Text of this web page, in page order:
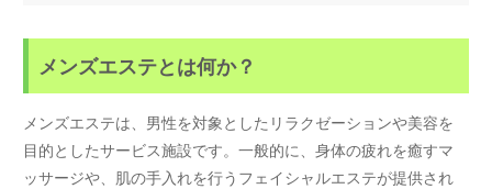
メンズエステとは何か？
メンズエステは、男性を対象としたリラクゼーションや美容を
目的としたサービス施設です。一般的に、身体の疲れを癒すマ
ッサージや、肌の手入れを行うフェイシャルエステが提供され